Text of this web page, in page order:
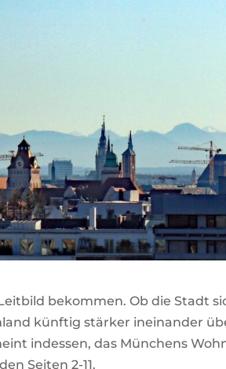
bekommen. Ob die Stadt
künftig stärker ineinander
indessen, das Münchens
Seiten 2-11.